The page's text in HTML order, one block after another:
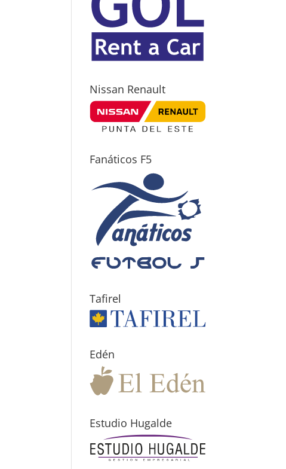
Nissan Renault
Fanáticos F5
Tafirel
Edén
Estudio Hugalde